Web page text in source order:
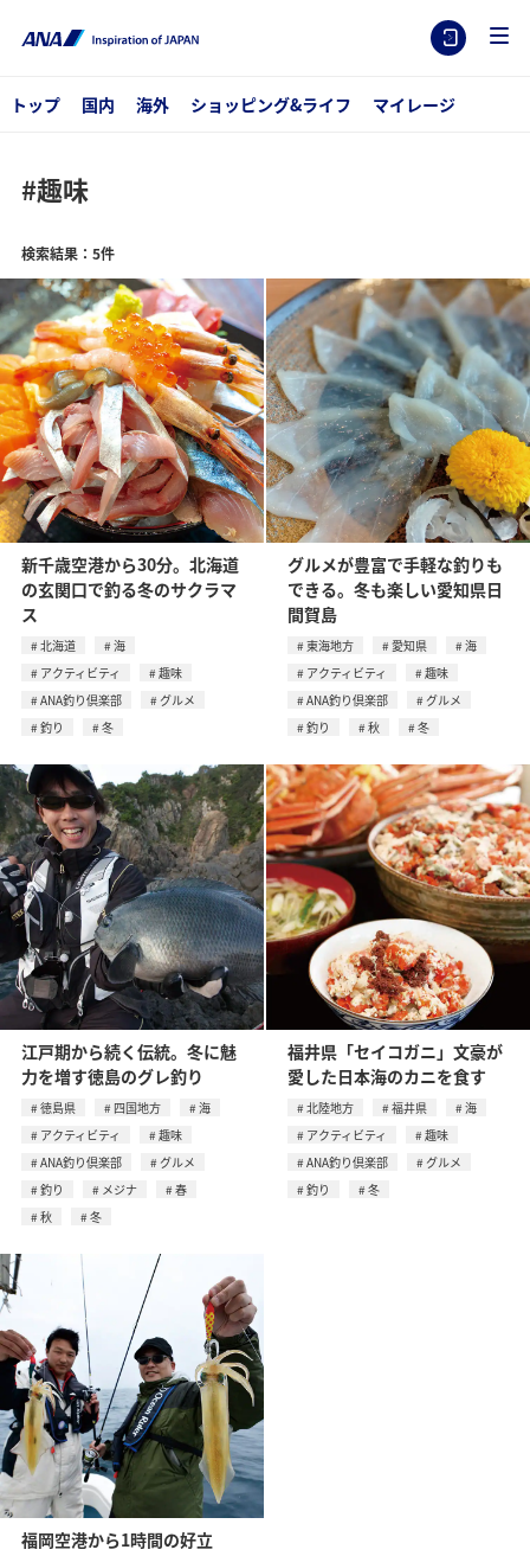
トップ 国内 海外 ショッピング&ライフ マイレージ
#趣味
検索結果：5件
新千歳空港から30分。北海道
の玄関口で釣る冬のサクラマ
ス
北海道
海
アクティビティ
趣味
ANA釣り倶楽部
グルメ
釣り
冬
グルメが豊富で手軽な釣りも
できる。冬も楽しい愛知県日
間賀島
東海地方 愛知県
海
アクティビティ
趣味
ANA釣り倶楽部
グルメ
釣り
秋 冬
江戸期から続く伝統。冬に魅
力を増す徳島のグレ釣り
徳島県 四国地方
海
アクティビティ
趣味
ANA釣り倶楽部
グルメ
釣り
メジナ
春
秋
冬
福井県「セイコガニ」文豪が
愛した日本海のカニを食す
北陸地方 福井県
海
アクティビティ
趣味
ANA釣り倶楽部
グルメ
釣り
冬
福岡空港から1時間の好立